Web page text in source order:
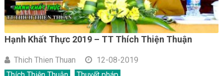
Hạnh Khất Thực 2019 – TT Thích Thiện Thuận
Thich Thien Thuan
12-08-2019